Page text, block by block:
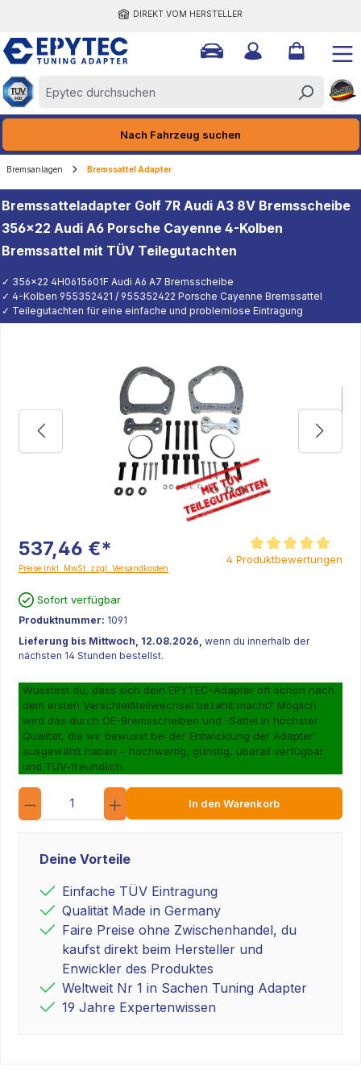
DIREKT VOM HERSTELLER
Nach Fahrzeug suchen
Bremsanlagen Bremssattel Adapter
Bremssatteladapter Golf 7R Audi A3 8V Bremsscheibe
356x22 Audi A6 Porsche Cayenne 4-Kolben
Bremssattel mit TÜV Teilegutachten
✓ 356x22 4H0615601F Audi A6 A7 Bremsscheibe
✓ 4-Kolben 955352421 / 955352422 Porsche Cayenne Bremssattel
✓ Teilegutachten für eine einfache und problemlose Eintragung
537,46 €*
Preise inkl. MwSt. zzgl. Versandkosten
Durchschnittliche
4 Produktbewertungen
Sofort verfügbar
Produktnummer: 1091
Lieferung bis Mittwoch, 12.08.2026, wenn du innerhalb der
nächsten 14 Stunden bestellst.
Wusstest du, dass sich dein EPYTEC-Adapter oft schon nach
dem ersten Verschleißteilwechsel bezahlt macht? Möglich
wird das durch OE-Bremsscheiben und -Sättel in höchster
Qualität, die wir bewusst bei der Entwicklung der Adapter
ausgewählt haben – hochwertig, günstig, überall verfügbar
und TÜV-freundlich.
Anzahl
In den Warenkorb
Deine Vorteile
Einfache TÜV Eintragung
Qualität Made in Germany
Faire Preise ohne Zwischenhandel, du
kaufst direkt beim Hersteller und
Enwickler des Produktes
Weltweit Nr 1 in Sachen Tuning Adapter
19 Jahre Expertenwissen